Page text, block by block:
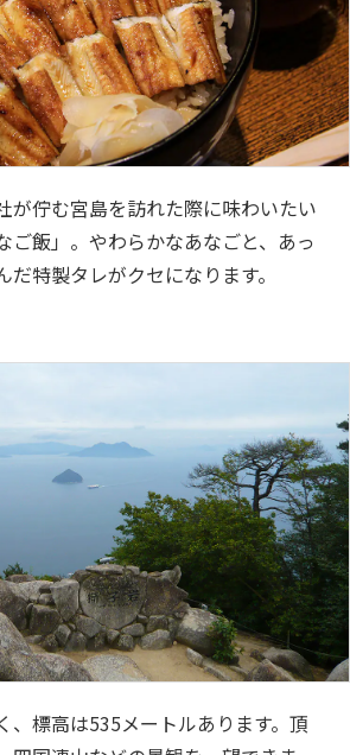
が佇む宮島を訪れた際に味わいたい
ご飯」。やわらかなあなごと、あっ
だ特製タレがクセになります。
、標高は535メートルあります。頂